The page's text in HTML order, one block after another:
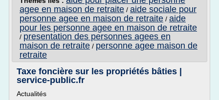
agee en maison de retraite / aide sociale pour
personne agee en maison de retraite / aide
pour les personne agee en maison de retraite
/ presentation des personnes agees en
maison de retraite / personne agee maison de
retraite
Taxe foncière sur les propriétés bâties |
service-public.fr
Actualités